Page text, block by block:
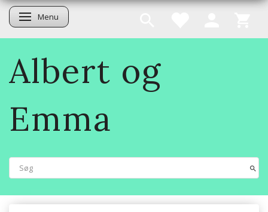
Skifte navigation
Menu
Albert og
Emma